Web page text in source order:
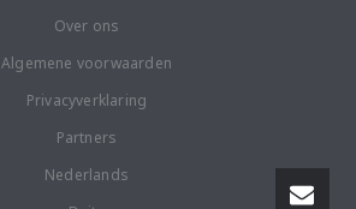
Over ons
Algemene voorwaarden
Privacyverklaring
Partners
Nederlands